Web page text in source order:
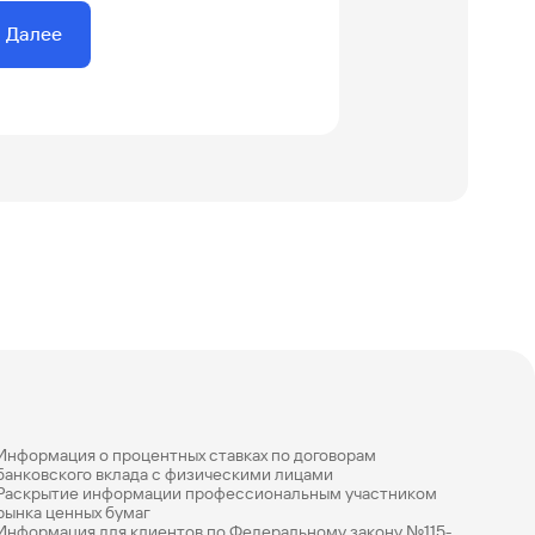
Далее
о процентных ставках по договорам
вклада с физическими лицами
информации профессиональным участником
ценных бумаг